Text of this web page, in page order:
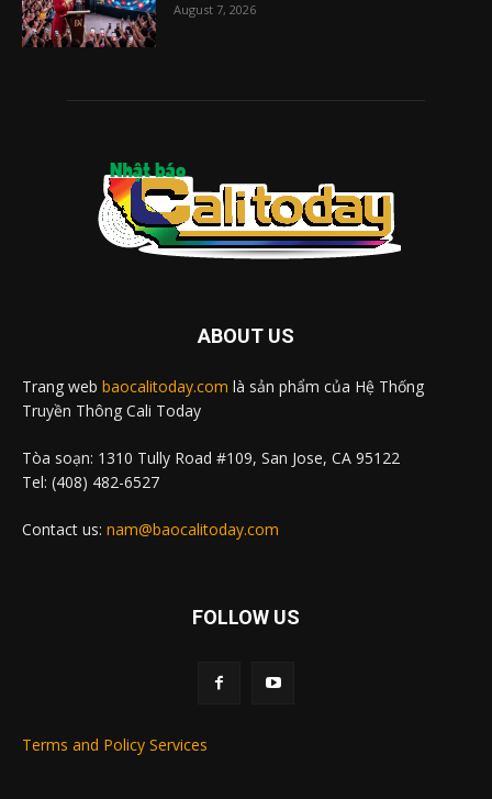
August 7, 2026
ABOUT US
Trang web baocalitoday.com là sản phẩm của Hệ Thống
Truyền Thông Cali Today
Tòa soạn: 1310 Tully Road #109, San Jose, CA 95122
Tel: (408) 482-6527
Contact us: nam@baocalitoday.com
FOLLOW US
Terms and Policy Services